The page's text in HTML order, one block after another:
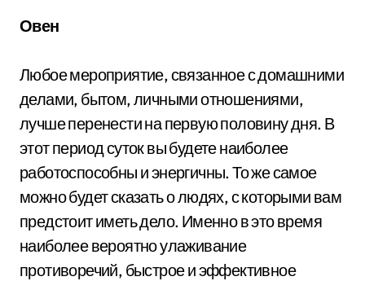
Овен
Любое мероприятие, связанное с домашними
делами, бытом, личными отношениями,
лучше перенести на первую половину дня. В
этот период суток вы будете наиболее
работоспособны и энергичны. То же самое
можно будет сказать о людях, с которыми вам
предстоит иметь дело. Именно в это время
наиболее вероятно улаживание
противоречий, быстрое и эффективное